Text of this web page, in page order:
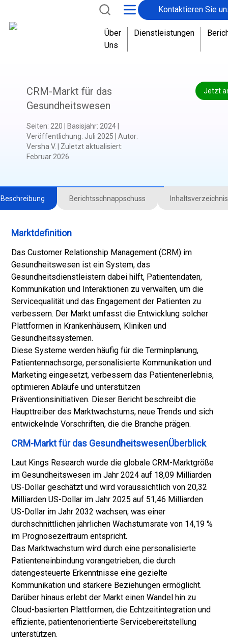
Kontaktieren Sie
Über
Uns
Dienstleistungen
Jetzt
CRM-Markt für das
Gesundheitswesen
Seiten: 220 Basisjahr: 2024
Veröffentlichung: Juli 2025 Autor:
Versha V.
Zuletzt aktualisiert:
Februar 2026
Beschreibung Berichtsschnappschuss Inhaltsverzeichnis
Marktdefinition
Das Customer Relationship Management (CRM) im
Gesundheitswesen ist ein System, das
Gesundheitsdienstleistern dabei hilft, Patientendaten,
Kommunikation und Interaktionen zu verwalten, um die
Servicequalität und das Engagement der Patienten zu
verbessern. Der Markt umfasst die Entwicklung solcher
Plattformen in Krankenhäusern, Kliniken und
Gesundheitssystemen.
Diese Systeme werden häufig für die Terminplanung,
Patientennachsorge, personalisierte Kommunikation und
Marketing eingesetzt, verbessern das Patientenerlebnis,
optimieren Abläufe und unterstützen
Präventionsinitiativen. Dieser Bericht beschreibt die
Haupttreiber des Marktwachstums, neue Trends und sich
entwickelnde Vorschriften, die die Branche prägen.
CRM-Markt für das GesundheitswesenÜberblick
Laut Kings Research wurde die globale CRM-Marktgröße
im Gesundheitswesen im Jahr 2024 auf 18,09 Milliarden
US-Dollar geschätzt und wird voraussichtlich von 20,32
Milliarden US-Dollar im Jahr 2025 auf 51,46 Milliarden
US-Dollar im Jahr 2032 wachsen, was einer
durchschnittlichen jährlichen Wachstumsrate von 14,19 %
im Prognosezeitraum entspricht.
Das Marktwachstum wird durch eine personalisierte
Patienteneinbindung vorangetrieben, die durch
datengesteuerte Erkenntnisse eine gezielte
Kommunikation und stärkere Beziehungen ermöglicht.
Darüber hinaus erlebt der Markt einen Wandel hin zu
Cloud-basierten Plattformen, die Echtzeitintegration und
effiziente, patientenorientierte Servicebereitstellung
unterstützen.